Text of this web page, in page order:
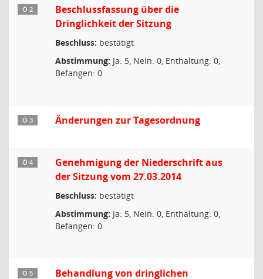
Ö 2
Beschlussfassung über die
Dringlichkeit der Sitzung
Beschluss: bestätigt
Abstimmung: Ja: 5, Nein: 0, Enthaltung: 0,
Befangen: 0
Ö 3 Änderungen zur Tagesordnung
Ö 4
Genehmigung der Niederschrift aus
der Sitzung vom 27.03.2014
Beschluss: bestätigt
Abstimmung: Ja: 5, Nein: 0, Enthaltung: 0,
Befangen: 0
Ö 5
Behandlung von dringlichen